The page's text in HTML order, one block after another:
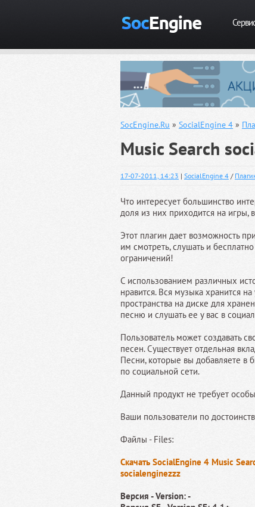
SocEngine.Ru » SocialEngine 4 »
Music Search
17-07-2011, 14:23 | SocialEngine 4 /
Что интересует большинство
доля из них приходится на игры,
Этот плагин дает возможность
им смотреть, слушать и
ограничений!
С использованием различных
нравится. Вся музыка хранится
пространства на диске для
песню и слушать ее у вас в
Пользователь может создавать
песен. Существует отдельная
Песни, которые вы добавляете в
по социальной сети.
Данный продукт не требует
Ваши пользователи по
Файлы - Files:
Скачать SocialEngine 4 Music
socialenginezzz
Версия - Version: -